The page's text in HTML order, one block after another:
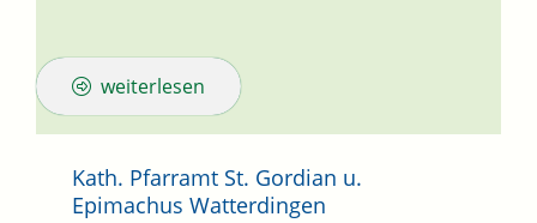
weiterlesen
Kath. Pfarramt St. Gordian u.
Epimachus Watterdingen